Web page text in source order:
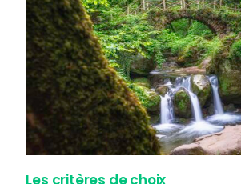
Les critères de choix